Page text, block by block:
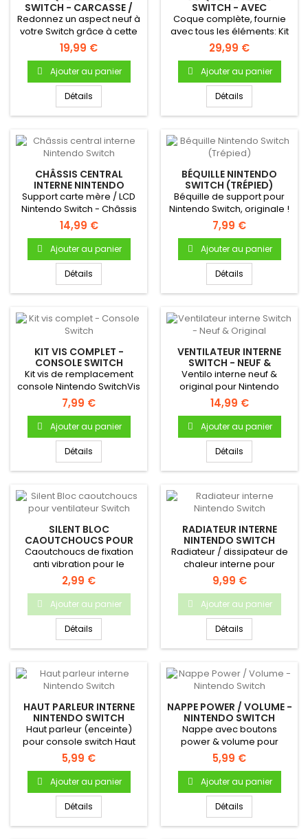
SWITCH - CARCASSE /
CHÂSSIS PLASTIQUE
Redonnez un aspect neuf à
votre Switch grâce à cette
coque de remplacement...
19,99 €
Ajouter au panier
Détails
SWITCH - AVEC
ACCESSOIRES
(COMPLÈTE)
Coque complète, fournie
avec tous les éléments: Kit
vis, béquille, boutons,...
29,99 €
Ajouter au panier
Détails
CHÂSSIS CENTRAL
INTERNE NINTENDO
SWITCH
Support carte mère / LCD
Nintendo Switch - Châssis
central interne (Middle...
14,99 €
Ajouter au panier
Détails
BÉQUILLE NINTENDO
SWITCH (TRÉPIED)
Béquille de support pour
Nintendo Switch, originale !
Se clipse à l'arrière...
7,99 €
Ajouter au panier
Détails
KIT VIS COMPLET -
CONSOLE SWITCH
Kit vis de remplacement
console Nintendo SwitchVis
coque Vis carte mère Vis...
7,99 €
Ajouter au panier
Détails
VENTILATEUR INTERNE
SWITCH - NEUF &
ORIGINAL
Ventilo interne neuf &
original pour Nintendo
Switch.
14,99 €
Ajouter au panier
Détails
SILENT BLOC
CAOUTCHOUCS POUR
VENTILATEUR SWITCH
Caoutchoucs de fixation
anti vibration pour le
ventilateur de la Nintendo
Switch
2,99 €
Ajouter au panier
Détails
RADIATEUR INTERNE
NINTENDO SWITCH
Radiateur / dissipateur de
chaleur interne pour
Nintendo Switch.pièce
neuve...
9,99 €
Ajouter au panier
Détails
HAUT PARLEUR INTERNE
NINTENDO SWITCH
Haut parleur (enceinte)
pour console switch Haut
parleur interne Pour
console...
5,99 €
Ajouter au panier
Détails
NAPPE POWER / VOLUME -
NINTENDO SWITCH
Nappe avec boutons
power & volume pour
Nintendo Switch - Pièce
neuve...
5,99 €
Ajouter au panier
Détails